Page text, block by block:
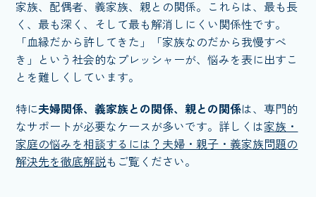
家族、配偶者、義家族、親との関係。これらは、最も長
く、最も深く、そして最も解消しにくい関係性です。
「血縁だから許してきた」「家族なのだから我慢すべ
き」という社会的なプレッシャーが、悩みを表に出すこ
とを難しくしています。
特に夫婦関係、義家族との関係、親との関係は、専門的
なサポートが必要なケースが多いです。詳しくは家族・
家庭の悩みを相談するには？夫婦・親子・義家族問題の
解決先を徹底解説もご覧ください。